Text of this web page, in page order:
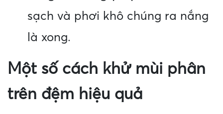
sạch và phơi khô chúng ra nắng
là xong.
Một số cách khử mùi phân
trên đệm hiệu quả